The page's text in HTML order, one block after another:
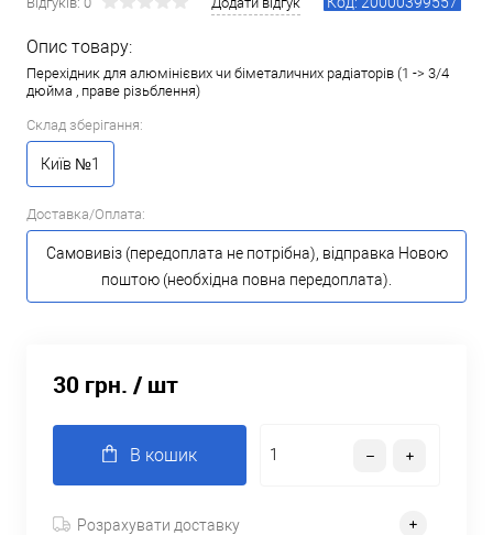
Опис товару:
Перехідник для алюмінієвих чи біметаличних радіаторів (1 -> 3/4
дюйма , праве різьблення)
Склад зберігання:
Київ №1
Доставка/Оплата:
Самовивіз (передоплата не потрібна), відправка Новою
поштою (необхідна повна передоплата).
30 грн. / шт
В кошик
Розрахувати доставку